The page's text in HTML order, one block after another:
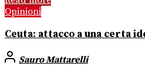
Opinioni
Ceuta: attacco a una certa
Sauro Mattarelli